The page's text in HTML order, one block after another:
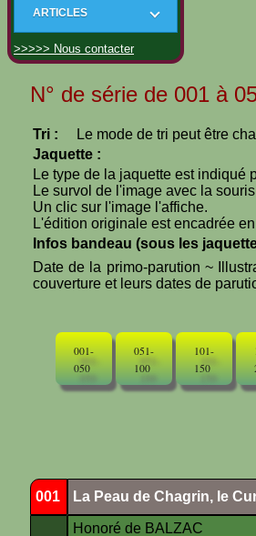
ARTICLES
>>>>> Nous contacter
N° de série de 001 à
Tri :
Le mode de tri peut être
Jaquette :
Le type de la jaquette est indiqué
Le survol de l'image avec la
Un clic sur l'image l'affiche.
L'édition originale est encadrée
Infos bandeau (sous les
Date de la primo-parution ~
couverture et leurs dates de
001-
050
051-
100
101-
150
001 La Peau de Chagrin, le
Honoré de BALZAC